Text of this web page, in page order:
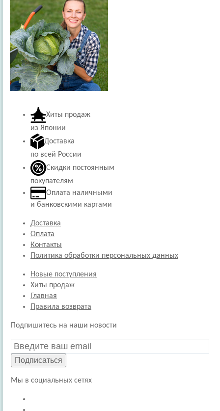
Хиты продаж
из Японии
Доставка
по всей России
Скидки постоянным
покупателям
Оплата наличными
и банковскими картами
Доставка
Оплата
Контакты
Политика обработки персональных данных
Новые поступления
Хиты продаж
Главная
Правила возврата
Подпишитесь на наши новости
Подписаться
Мы в социальных сетях